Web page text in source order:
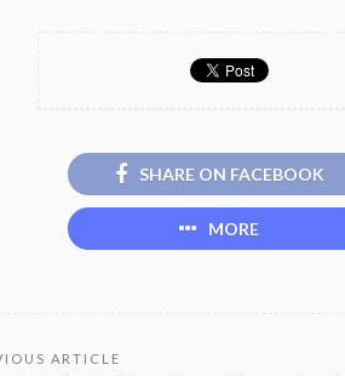
SHARE ON FACEBOOK
MORE
ARTICLE